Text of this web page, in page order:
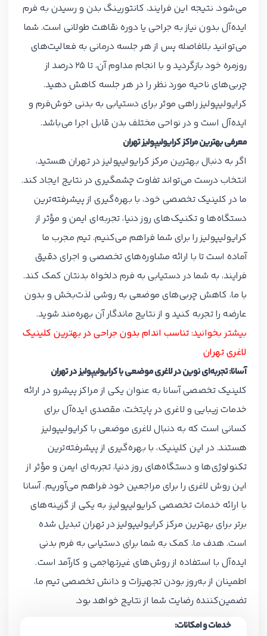
می‌شود. نتیجه این فرایند، کانتورینگ بدن و رسیدن به فرم
ایده‌آل بدون نیاز به جراحی یا دوره نقاهت طولانی است. شما
می‌توانید بلافاصله پس از هر جلسه درمانی به فعالیت‌های
روزمره خود بازگردید و با انجام مداوم آن، تا ۲۵ درصد از
چربی‌های ناحیه مورد نظر را در هر جلسه کاهش دهید.
کرایولیپولیز راهی موثر برای دستیابی به بدنی خوش‌فرم و
ایده‌آل است و در نواحی مختلف بدن قابل اجرا می‌باشد.
معرفی بهترین مراکز کرایولیپولیز تهران
اگر به دنبال بهترین مرکز کرایولیپولیز در تهران هستید،
انتخاب درست می‌تواند تفاوت چشمگیری در نتایج ایجاد کند.
ما در کلینیک تخصصی خود، با بهره‌گیری از پیشرفته‌ترین
دستگاه‌ها و تکنیک‌های روز دنیا، تجربه‌ای ایمن و مؤثر از
کرایولیپولیز را برای شما فراهم می‌کنیم. تیم مجرب ما
آماده است تا با ارائه مشاوره‌های تخصصی و اجرای دقیق
فرایند، به شما در دستیابی به فرم دلخواه بدنتان کمک کند.
با ما، کاهش چربی‌های موضعی به روشی لذت‌بخش و بدون
عارضه را تجربه کنید و از نتایج ماندگار آن بهره‌مند شوید.
بیشتر بخوانید:تناسب اندام بدون جراحی در بهترین کلینیک
لاغری تهران
آسانا: تجربه‌ای نوین در لاغری موضعی با کرایولیپولیز در تهران
کلینیک تخصصی آسانا به عنوان یکی از مراکز پیشرو در ارائه
خدمات زیبایی و لاغری در پایتخت، مقصدی ایده‌آل برای
کسانی است که به دنبال لاغری موضعی با کرایولیپولیز
هستند. در این کلینیک، با بهره‌گیری از پیشرفته‌ترین
تکنولوژی‌ها و دستگاه‌های روز دنیا، تجربه‌ای ایمن و مؤثر از
این روش لاغری را برای مراجعین خود فراهم می‌آوریم. آسانا
با ارائه خدمات تخصصی کرایولیپولیز، به یکی از گزینه‌های
برتر برای بهترین مرکز کرایولیپولیز در تهران تبدیل شده
است. هدف ما، کمک به شما برای دستیابی به فرم بدنی
ایده‌آل با استفاده از روش‌های غیرتهاجمی و کارآمد است.
اطمینان از به‌روز بودن تجهیزات و دانش تخصصی تیم ما،
تضمین‌کننده رضایت شما از نتایج خواهد بود.
خدمات و امکانات: